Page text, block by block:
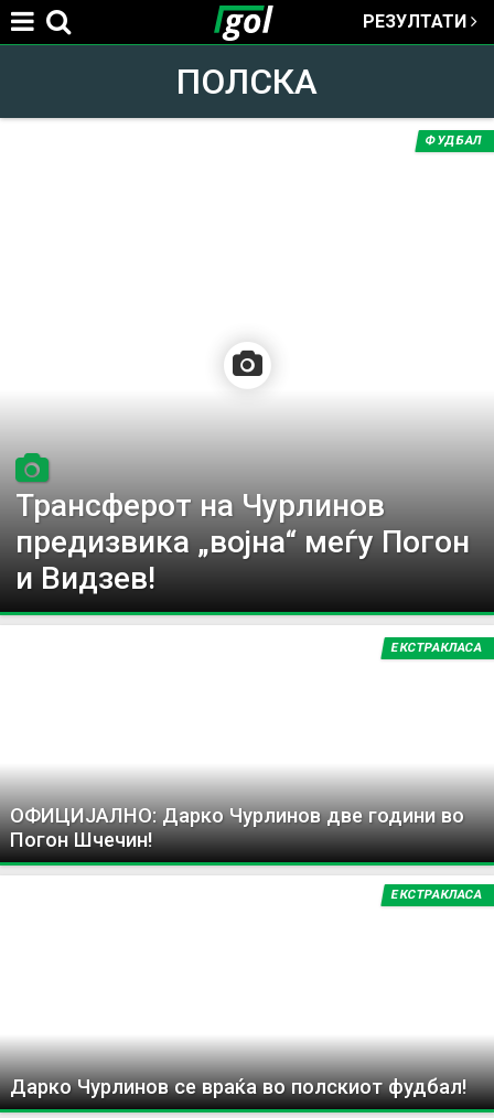
РЕЗУЛТАТИ
ПОЛСКА
Трансферот на Чурлинов
предизвика „војна“ меѓу Погон
и Видзев!
ФУДБАЛ
ОФИЦИЈАЛНО: Дарко Чурлинов две години во
Погон Шчечин!
ЕКСТРАКЛАСА
Дарко Чурлинов се враќа во полскиот фудбал!
ЕКСТРАКЛАСА